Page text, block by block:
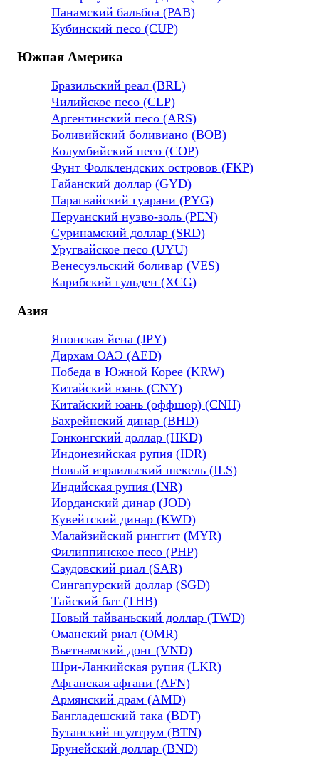
Панамский бальбоа (PAB)
Кубинский песо (CUP)
Южная Америка
Бразильский реал (BRL)
Чилийское песо (CLP)
Аргентинский песо (ARS)
Боливийский боливиано (BOB)
Колумбийский песо (COP)
Фунт Фолклендских островов (FKP)
Гайанский доллар (GYD)
Парагвайский гуарани (PYG)
Перуанский нуэво-золь (PEN)
Суринамский доллар (SRD)
Уругвайское песо (UYU)
Венесуэльский боливар (VES)
Карибский гульден (XCG)
Азия
Японская йена (JPY)
Дирхам ОАЭ (AED)
Победа в Южной Корее (KRW)
Китайский юань (CNY)
Китайский юань (оффшор) (CNH)
Бахрейнский динар (BHD)
Гонконгский доллар (HKD)
Индонезийская рупия (IDR)
Новый израильский шекель (ILS)
Индийская рупия (INR)
Иорданский динар (JOD)
Кувейтский динар (KWD)
Малайзийский ринггит (MYR)
Филиппинское песо (PHP)
Саудовский риал (SAR)
Сингапурский доллар (SGD)
Тайский бат (THB)
Новый тайваньский доллар (TWD)
Оманский риал (OMR)
Вьетнамский донг (VND)
Шри-Ланкийская рупия (LKR)
Афганская афгани (AFN)
Армянский драм (AMD)
Бангладешский така (BDT)
Бутанский нгултрум (BTN)
Брунейский доллар (BND)